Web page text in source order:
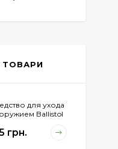
ТОВАРИ
для ухода
Ballistol
грн.